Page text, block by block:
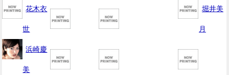
花木衣
世
堀井美
月
浜崎慶
美